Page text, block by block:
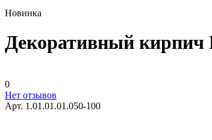
Новинка
Декоративный кирпич
0
Нет отзывов
Арт. 1.01.01.01.050-100